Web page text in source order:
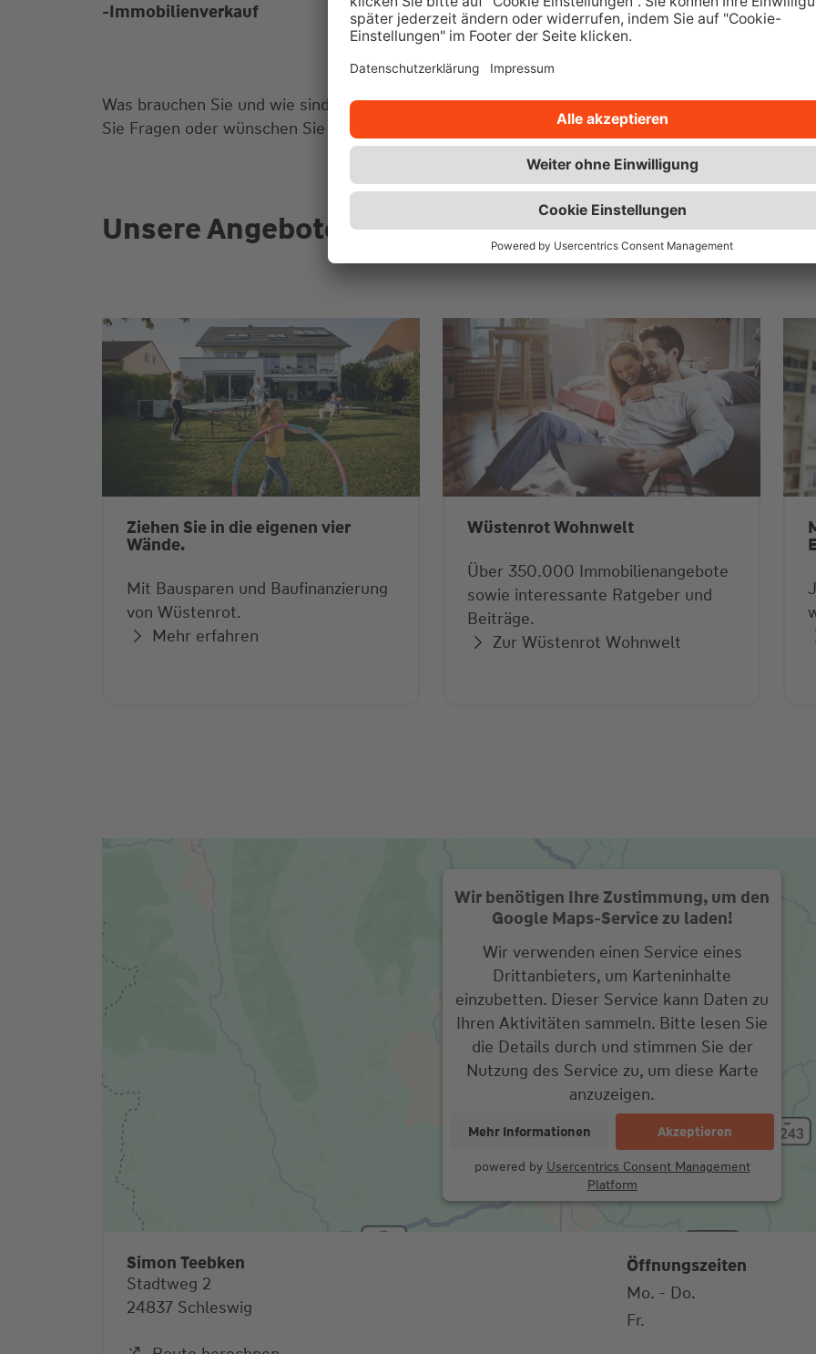
-Immobilienverkauf
Was brauchen Sie und wie sind Ihre Vorstellungen? Lassen Sie uns doch gemeinsam über die
Sie Fragen oder wünschen Sie einen Beratungstermin? Dann rufen Sie gerne bei uns an oder
Unsere Angebote für Sie
Ziehen Sie in die eigenen vier
Wände.
Mit Bausparen und Baufinanzierung
von Wüstenrot.
Mehr erfahren
Wüstenrot Wohnwelt
Über 350.000 Immobilienangebote
sowie interessante Ratgeber und
Beiträge.
Zur Wüstenrot Wohnwelt
Wir benötigen Ihre Zustimmung, um den
Google Maps-Service zu laden!
Wir verwenden einen Service eines
Drittanbieters, um Karteninhalte
einzubetten. Dieser Service kann Daten zu
Ihren Aktivitäten sammeln. Bitte lesen Sie
die Details durch und stimmen Sie der
Nutzung des Service zu, um diese Karte
anzuzeigen.
Mehr Informationen Akzeptieren
powered by Usercentrics Consent Management
Platform
Simon Teebken
Stadtweg 2
24837 Schleswig
Öffnungszeiten
Mo. - Do.
Fr.